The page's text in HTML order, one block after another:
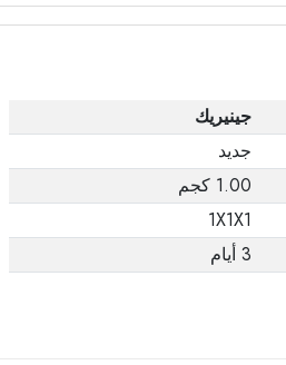
جينيريك
جديد
1.00 كجم
1X1X1
3 أيام